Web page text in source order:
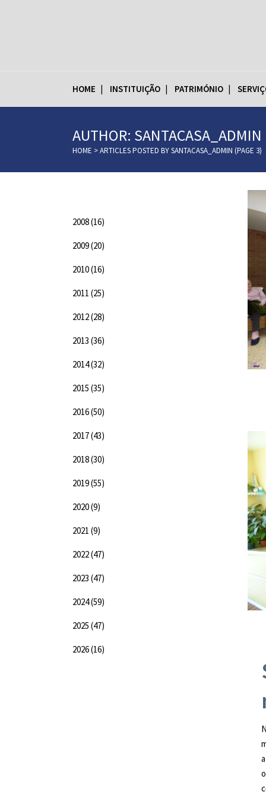
HOME INSTITUIÇÃO PATRIMÓNIO
AUTHOR: SANTACASA_ADMIN
HOME >ARTICLES POSTED BY SANTACASA_ADMIN (PAGE 3)
2008(16)
2009(20)
2010(16)
2011 (25)
2012(28)
2013 (36)
2014(32)
2015 (35)
2016(50)
2017(43)
2018(30)
2019(55)
2020(9)
2021 (9)
2022(47)
2023 (47)
2024(59)
2025 (47)
2026(16)